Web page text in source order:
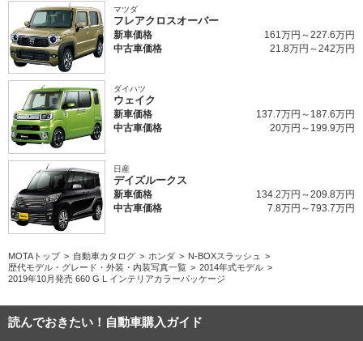
マツダ
フレアクロスオーバー
新車価格
161万円～227.6万円
中古車価格
21.8万円～242万円
ダイハツ
ウェイク
新車価格
137.7万円～187.6万円
中古車価格
20万円～199.9万円
日産
デイズルークス
新車価格
134.2万円～209.8万円
中古車価格
7.8万円～793.7万円
MOTAトップ 自動車カタログ ホンダ
N-BOXスラッシュ
歴代モデル・グレード・外装・内装写真一覧
2014年式モデル
2019年10月発売 660 G L インテリアカラーパッケージ
読んでおきたい！自動車購入ガイド